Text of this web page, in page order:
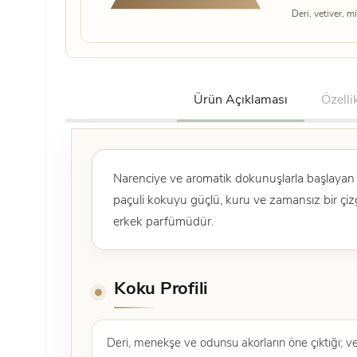
Deri, vetiver,
Ürün Açıklaması
Narenciye ve aromatik dokunuşlarla
paçuli kokuyu güçlü, kuru ve zamansız bir
erkek parfümüdür.
Koku Profili
Deri, menekşe ve odunsu akorların öne